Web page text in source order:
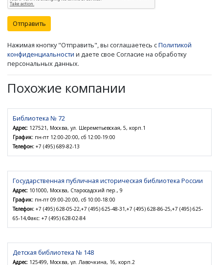
Отправить
Нажимая кнопку "Отправить", вы соглашаетесь сПолитикой
конфиденциальности и даете свое Согласие на обработку
персональных данных.
Похожие компании
Библиотека № 72
Адрес: 127521, Москва, ул. Шереметьевская, 5, корп.1
График: пн-пт 12:00-20:00, сб 12:00-19:00
Телефон: +7 (495) 689-82-13
Государственная публичная историческая библиотека России
Адрес: 101000, Москва, Старосадский пер., 9
График: пн-пт 09:00-20:00, сб 10:00-18:00
Телефон: +7 (495) 628-05-22,+7 (495) 625-48-31,+7 (495) 628-86-25,+7 (495) 625-
65-14,Факс: +7 (495) 628-02-84
Детская библиотека № 148
Адрес: 125499, Москва, ул. Лавочкина, 16, корп.2